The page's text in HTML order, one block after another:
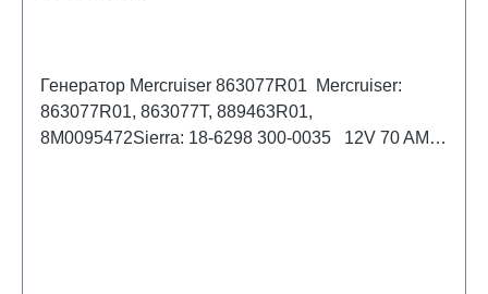
Генератор Mercruiser 863077R01 Mercruiser:
863077R01, 863077T, 889463R01,
8M0095472Sierra: 18-6298 300-0035 12V 70 AMP